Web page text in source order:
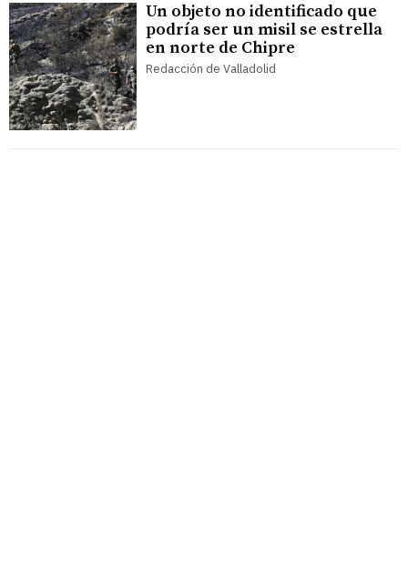
Un objeto no identificado que
podría ser un misil se estrella
en norte de Chipre
Redacción de Valladolid